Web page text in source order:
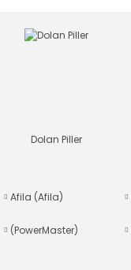
Dolan Piller
Afila (Afila)
(PowerMaster)